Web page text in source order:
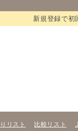
新規登録で初
リスト 比較リスト